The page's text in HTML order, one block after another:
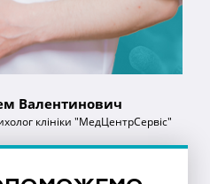
Валентинович
клініки "МедЦентрСервіс"